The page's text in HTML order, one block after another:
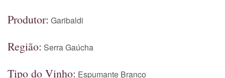
Produtor: Garibaldi
Região: Serra Gaúcha
Tipo do Vinho: Espumante Branco